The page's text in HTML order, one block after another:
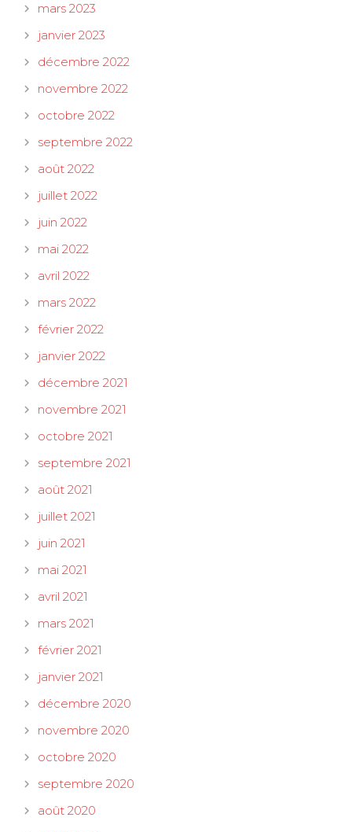
mars 2023
janvier 2023
décembre 2022
novembre 2022
octobre 2022
septembre 2022
août 2022
juillet 2022
juin 2022
mai 2022
avril 2022
mars 2022
février 2022
janvier 2022
décembre 2021
novembre 2021
octobre 2021
septembre 2021
août 2021
juillet 2021
juin 2021
mai 2021
avril 2021
mars 2021
février 2021
janvier 2021
décembre 2020
novembre 2020
octobre 2020
septembre 2020
août 2020